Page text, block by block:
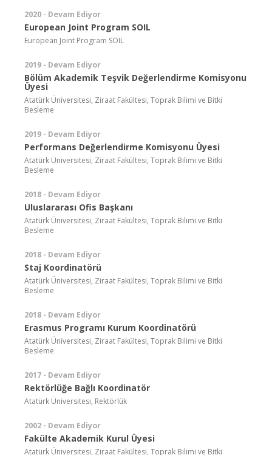
2020 - Devam Ediyor
European Joint Program SOIL
European Joint Program SOIL
2019 - Devam Ediyor
Bölüm Akademik Teşvik Değerlendirme Komisyonu
Üyesi
Atatürk Üniversitesi, Ziraat Fakültesi, Toprak Bilimi ve Bitki
Besleme
2019 - Devam Ediyor
Performans Değerlendirme Komisyonu Üyesi
Atatürk Üniversitesi, Ziraat Fakültesi, Toprak Bilimi ve Bitki
Besleme
2018 - Devam Ediyor
Uluslararası Ofis Başkanı
Atatürk Üniversitesi, Ziraat Fakültesi, Toprak Bilimi ve Bitki
Besleme
2018 - Devam Ediyor
Staj Koordinatörü
Atatürk Üniversitesi, Ziraat Fakültesi, Toprak Bilimi ve Bitki
Besleme
2018 - Devam Ediyor
Erasmus Programı Kurum Koordinatörü
Atatürk Üniversitesi, Ziraat Fakültesi, Toprak Bilimi ve Bitki
Besleme
2017 - Devam Ediyor
Rektörlüğe Bağlı Koordinatör
Atatürk Üniversitesi, Rektörlük
2002 - Devam Ediyor
Fakülte Akademik Kurul Üyesi
Atatürk Üniversitesi, Ziraat Fakültesi, Toprak Bilimi ve Bitki